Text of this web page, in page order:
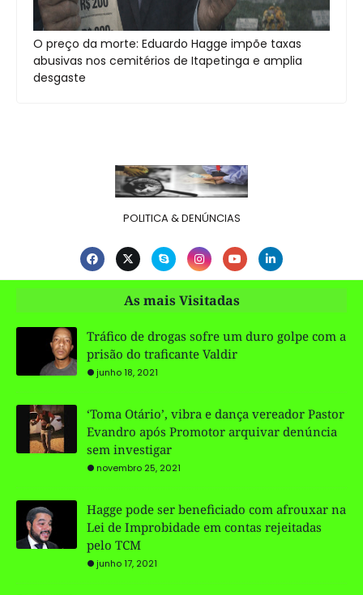
O preço da morte: Eduardo Hagge impõe taxas
abusivas nos cemitérios de Itapetinga e amplia
desgaste
POLITICA & DENÚNCIAS
As mais Visitadas
Tráfico de drogas sofre um duro golpe com a
prisão do traficante Valdir
junho 18, 2021
‘Toma Otário’, vibra e dança vereador Pastor
Evandro após Promotor arquivar denúncia
sem investigar
novembro 25, 2021
Hagge pode ser beneficiado com afrouxar na
Lei de Improbidade em contas rejeitadas
pelo TCM
junho 17, 2021